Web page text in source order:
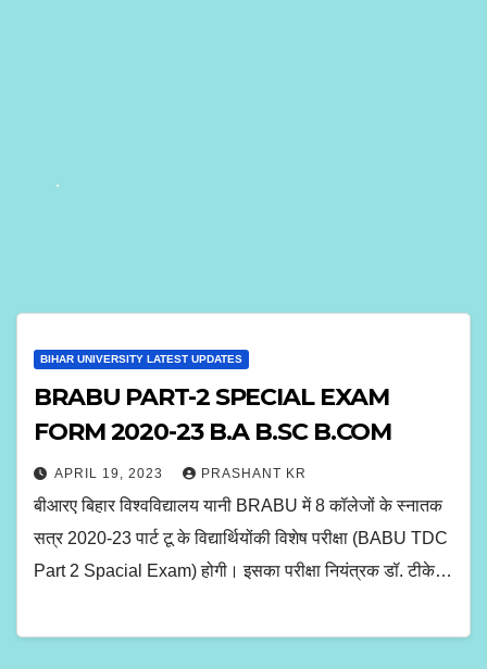
BIHAR UNIVERSITY LATEST UPDATES
BRABU PART-2 SPECIAL EXAM
FORM 2020-23 B.A B.SC B.COM
APRIL 19, 2023 PRASHANT KR
बीआरए बिहार विश्वविद्यालय यानी BRABU में 8 कॉलेजों के स्नातक
सत्र 2020-23 पार्ट टू के विद्यार्थियोंकी विशेष परीक्षा (BABU TDC
Part 2 Spacial Exam) होगी। इसका परीक्षा नियंत्रक डॉ. टीके…